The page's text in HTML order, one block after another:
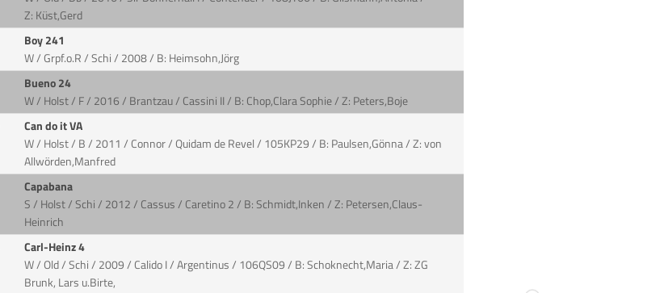
Z: Küst,Gerd
Boy 241
W / Grpf.o.R / Schi / 2008 / B: Heimsohn,Jörg
Bueno 24
W / Holst / F / 2016 / Brantzau / Cassini II / B: Chop,Clara Sophie / Z: Peters,Boje
Can do it VA
W / Holst / B / 2011 / Connor / Quidam de Revel / 105KP29 / B: Paulsen,Gönna / Z: von
Allwörden,Manfred
Capabana
S / Holst / Schi / 2012 / Cassus / Caretino 2 / B: Schmidt,Inken / Z: Petersen,Claus-
Heinrich
Carl-Heinz 4
W / Old / Schi / 2009 / Calido I / Argentinus / 106QS09 / B: Schoknecht,Maria / Z: ZG
Brunk, Lars u.Birte,